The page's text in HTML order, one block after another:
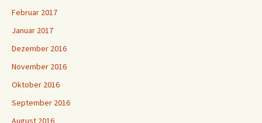
Februar 2017
Januar 2017
Dezember 2016
November 2016
Oktober 2016
September 2016
August 2016